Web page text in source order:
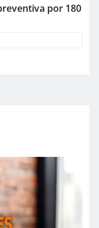
por 180